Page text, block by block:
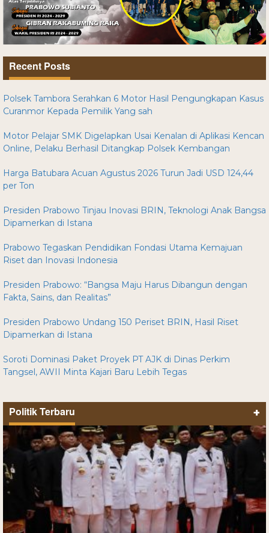
Recent Posts
Polsek Tambora Serahkan 6 Motor Hasil Pengungkapan Kasus
Curanmor Kepada Pemilik Yang sah
Motor Pelajar SMK Digelapkan Usai Kenalan di Aplikasi Kencan
Online, Pelaku Berhasil Ditangkap Polsek Kembangan
Harga Batubara Acuan Agustus 2026 Turun Jadi USD 124,44
per Ton
Presiden Prabowo Tinjau Inovasi BRIN, Teknologi Anak Bangsa
Dipamerkan di Istana
Prabowo Tegaskan Pendidikan Fondasi Utama Kemajuan
Riset dan Inovasi Indonesia
Presiden Prabowo: “Bangsa Maju Harus Dibangun dengan
Fakta, Sains, dan Realitas”
Presiden Prabowo Undang 150 Periset BRIN, Hasil Riset
Dipamerkan di Istana
Soroti Dominasi Paket Proyek PT AJK di Dinas Perkim
Tangsel, AWII Minta Kajari Baru Lebih Tegas
Politik Terbaru +